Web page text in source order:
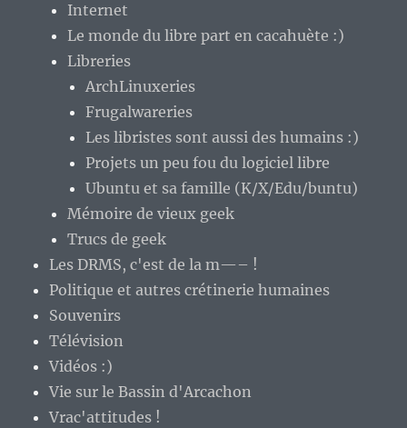
Internet
Le monde du libre part en cacahuète :)
Libreries
ArchLinuxeries
Frugalwareries
Les libristes sont aussi des humains :)
Projets un peu fou du logiciel libre
Ubuntu et sa famille (K/X/Edu/buntu)
Mémoire de vieux geek
Trucs de geek
Les DRMS, c'est de la m—– !
Politique et autres crétinerie humaines
Souvenirs
Télévision
Vidéos :)
Vie sur le Bassin d'Arcachon
Vrac'attitudes !